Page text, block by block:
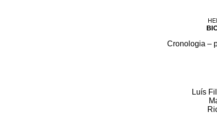
Cronologia –
Luís